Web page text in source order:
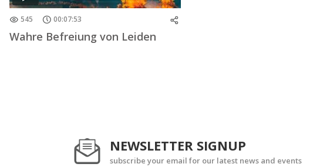
545 00:07:53
Wahre Befreiung von Leiden
NEWSLETTER SIGNUP
subscribe your email for our latest news and events